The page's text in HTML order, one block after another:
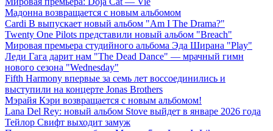
Мадонна возвращается с новым альбомом
Cardi B выпускает новый альбом "Am I The Drama?"
Twenty One Pilots представили новый альбом "Breach"
Мировая премьера студийного альбома Эда Ширана "Play"
Леди Гага дарит нам "The Dead Dance" — мрачный гимн
нового сезона "Wednesday"
Fifth Harmony впервые за семь лет воссоединились и
выступили на концерте Jonas Brothers
Мэрайя Кэри возвращается с новым альбомом!
Lana Del Rey: новый альбом Stove выйдет в январе 2026 года
Тейлор Свифт выходит замуж